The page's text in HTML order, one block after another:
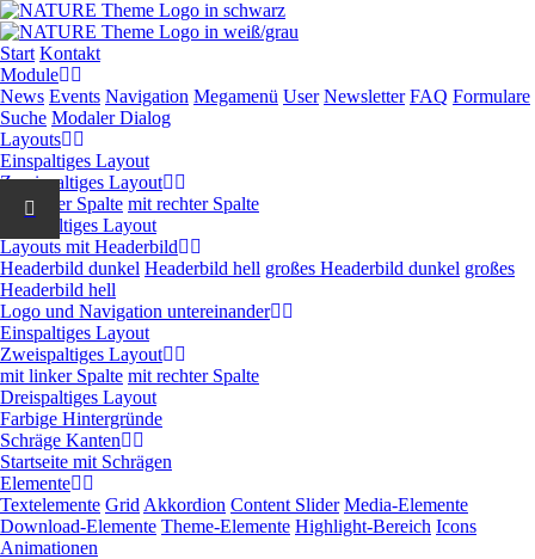
Navigation
überspringen
Start Kontakt
Module
News Events Navigation Megamenü User Newsletter FAQ Formulare
Suche Modaler Dialog
Layouts
Einspaltiges Layout
Zweispaltiges Layout
mit linker Spalte mit rechter Spalte
Dreispaltiges Layout
Layouts mit Headerbild
Headerbild dunkel Headerbild hell großes Headerbild dunkel großes
Headerbild hell
Logo und Navigation untereinander
Einspaltiges Layout
Zweispaltiges Layout
mit linker Spalte mit rechter Spalte
Dreispaltiges Layout
Farbige Hintergründe
Schräge Kanten
Startseite mit Schrägen
Elemente
Textelemente Grid Akkordion Content Slider Media-Elemente
Download-Elemente Theme-Elemente Highlight-Bereich Icons
Animationen